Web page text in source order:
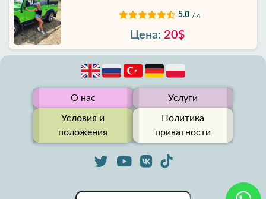
5.0 / 4
Цена: 20$
О нас Услуги
Условия и
положения
Политика
приватности